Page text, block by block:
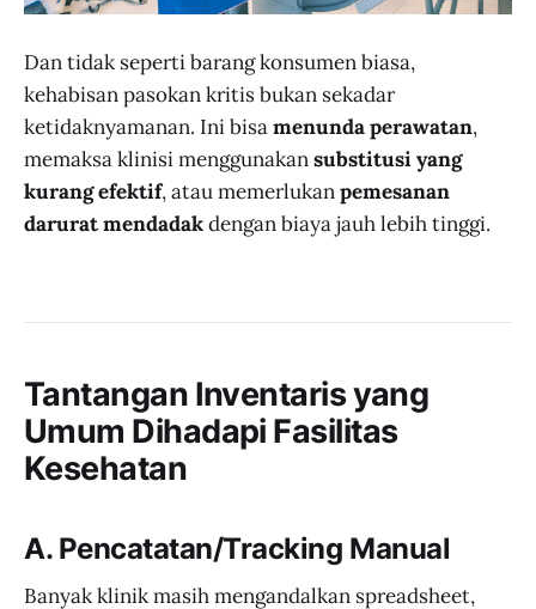
Dan tidak seperti barang konsumen biasa,
kehabisan pasokan kritis bukan sekadar
ketidaknyamanan. Ini bisamenunda perawatan,
memaksa klinisi menggunakansubstitusi yang
kurang efektif, atau memerlukanpemesanan
darurat mendadakdengan biaya jauh lebih tinggi.
Tantangan Inventaris yang
Umum Dihadapi Fasilitas
Kesehatan
A. Pencatatan/Tracking Manual
Banyak klinik masih mengandalkan spreadsheet,